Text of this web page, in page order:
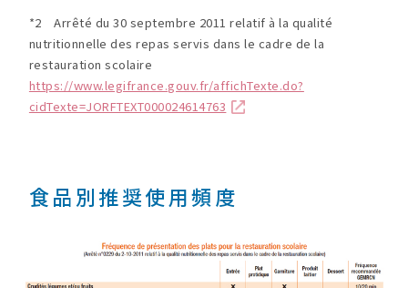
*2 Arrêté du 30 septembre 2011 relatif à la qualité
nutritionnelle des repas servis dans le cadre de la
restauration scolaire
https://www.legifrance.gouv.fr/affichTexte.do?
cidTexte=JORFTEXT000024614763
食品別推奨使用頻度